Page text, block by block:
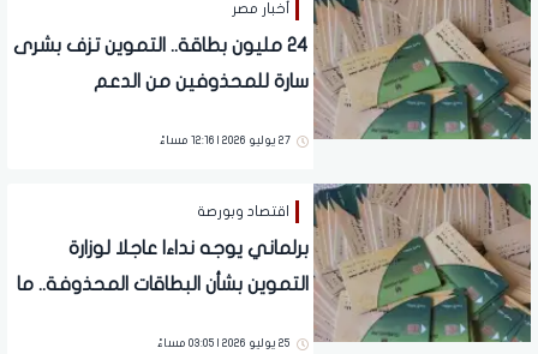
أخبار مصر
24 مليون بطاقة.. التموين تزف بشرى
سارة للمحذوفين من الدعم
27 يوليو 2026 | 12:16 مساءً
اقتصاد وبورصة
برلماني يوجه نداءا عاجلا لوزارة
التموين بشأن البطاقات المحذوفة.. ما
25 يوليو 2026 | 03:05 مساءً